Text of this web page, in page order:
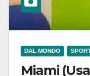
DAL MONDO
Miami